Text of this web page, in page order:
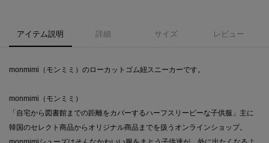
アイテム説明 詳細 サイズ レビュー
monmimi（モンミミ）のローカットゴム紐スニーカーです。
monmimi（モンミミ）
「自宅から図書館までの距離をカバーするハーフスリーピーな子供服」主に
韓国のセレクト商品からオリジナル商品までを扱うオンラインショップ。